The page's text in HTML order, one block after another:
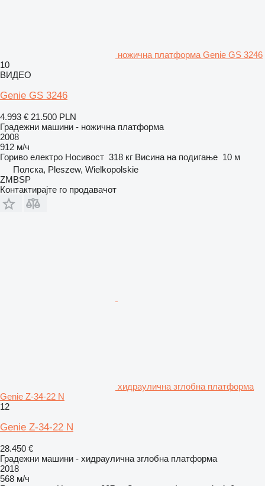
ножична платформа Genie GS 3246
10
ВИДЕО
Genie GS 3246
4.993 € 21.500 PLN
Градежни машини - ножична платформа
2008
912 м/ч
Гориво електро Носивост 318 кг Висина на подигање 10 м
Полска, Pleszew, Wielkopolskie
ZMBSP
Контактирајте го продавачот
хидраулична зглобна платформа
Genie Z-34-22 N
12
Genie Z-34-22 N
28.450 €
Градежни машини - хидраулична зглобна платформа
2018
568 м/ч